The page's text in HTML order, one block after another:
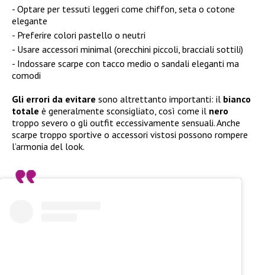
Optare per tessuti leggeri come chiffon, seta o cotone
elegante
Preferire colori pastello o neutri
Usare accessori minimal (orecchini piccoli, bracciali sottili)
Indossare scarpe con tacco medio o sandali eleganti ma
comodi
Gli errori da evitare sono altrettanto importanti: il bianco
totale è generalmente sconsigliato, così come il nero
troppo severo o gli outfit eccessivamente sensuali. Anche
scarpe troppo sportive o accessori vistosi possono rompere
l’armonia del look.